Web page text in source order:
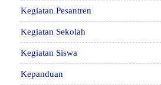
Kegiatan Pesantren
Kegiatan Sekolah
Kegiatan Siswa
Kepanduan